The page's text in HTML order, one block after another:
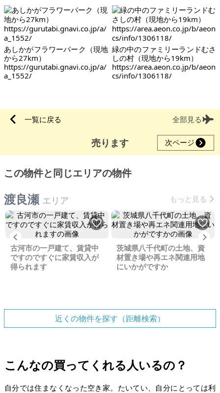
あしかがフラワーパーク（現地
から27km）
https://gurutabi.gnavi.co.jp/a/
a_1552/
緑の中のファミリーランドむさ
しの村（現地から19km）
https://area.aeon.co.jp/b/aeon
cs/info/1306118/
一覧に戻る 全部見る
売ります 次ページ
この物件と同じエリアの物件
渡良瀬 エリア もっと見る
Previous
古河市の一戸建て、賃貸中
ですのですぐに家賃収入が
得られます
茨城県八千代町の土地、資
材置き場や再エネ関連用地
にいかがですか
近くの物件を探す（距離検索）
こんなの買ってくれる人いるの？
自分では住まなくなった空き家。たいてい、自分にとっては利